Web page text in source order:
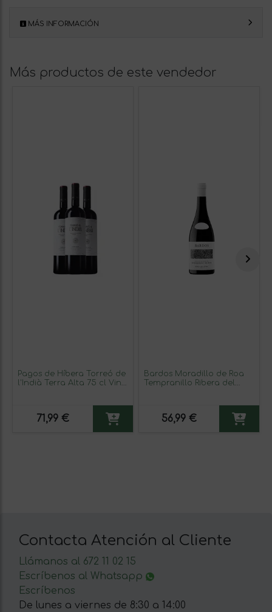
MÁS INFORMACIÓN
Más productos de este vendedor
Pagos de Híbera Torreó de
l'Indià Terra Alta 75 cl Vino
71,99 €
Bardos Moradillo de Roa
Tempranillo Ribera del
56,99 €
Contacta Atención al Cliente
Llámanos al 672 11 02 15
Escríbenos al Whatsapp
Escríbenos
De lunes a viernes de 8:30 a 14:00